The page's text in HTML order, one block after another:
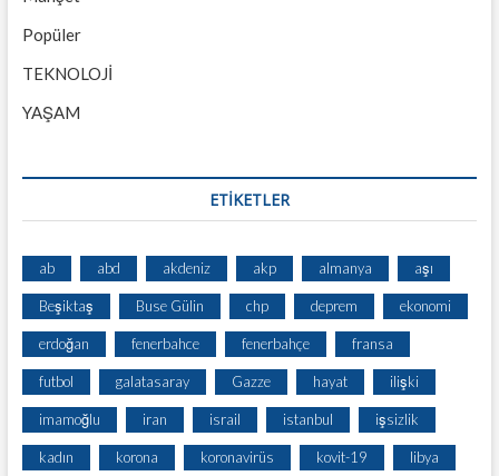
Popüler
TEKNOLOJİ
YAŞAM
ETİKETLER
ab abd akdeniz akp almanya aşı
Beşiktaş Buse Gülin chp deprem ekonomi
erdoğan fenerbahce fenerbahçe fransa
futbol galatasaray Gazze hayat ilişki
imamoğlu iran israil istanbul işsizlik
kadın korona koronavirüs kovit-19 libya